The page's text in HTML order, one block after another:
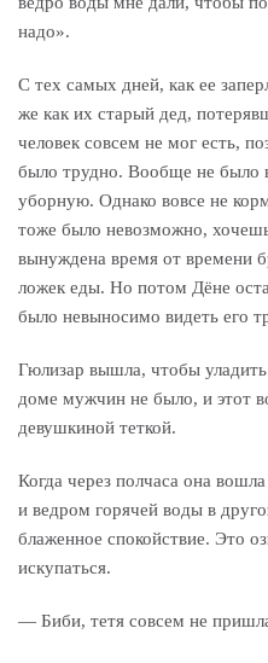
надо».
C тех самых дней, как ее
же как их старый дед,
человек совсем не мог есть,
было трудно. Вообще не было
уборную. Однако вовсе не
тоже было невозможно,
вынуждена время от времени
ложек еды. Но потом Дёне
было невыносимо видеть его
Гюлизар вышла, чтобы
доме мужчин не было, и этот
девушкиной теткой.
Когда через полчаса она
и ведром горячей воды в
блаженное спокойствие. Это
искупаться.
— Биби, тетя совсем не